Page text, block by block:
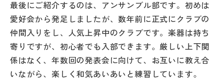
最後にご紹介するのは、アンサンブル部です。初めは
愛好会から発足しましたが、数年前に正式にクラブの
仲間入りをし、人気上昇中のクラブです。楽器は持ち
寄りですが、初心者でも入部できます。厳しい上下関
係はなく、年数回の発表会に向けて、お互いに教え合
いながら、楽しく和気あいあいと練習しています。